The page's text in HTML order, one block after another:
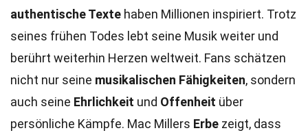
authentische Texte haben Millionen inspiriert. Trotz
seines frühen Todes lebt seine Musik weiter und
berührt weiterhin Herzen weltweit. Fans schätzen
nicht nur seine musikalischen Fähigkeiten, sondern
auch seine Ehrlichkeit und Offenheit über
persönliche Kämpfe. Mac Millers Erbe zeigt, dass